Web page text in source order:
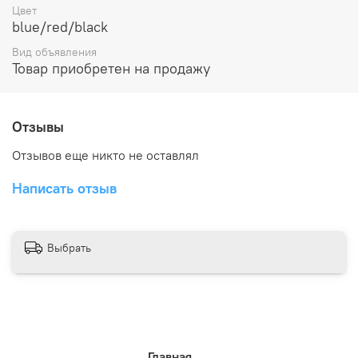
Цвет
blue/red/black
Вид объявления
Товар приобретен на продажу
Отзывы
Отзывов еще никто не оставлял
Написать отзыв
Выбрать